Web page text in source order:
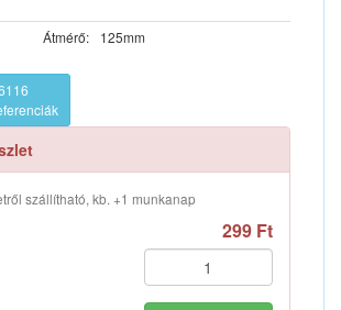
Átmérő: 125mm
szállítható, kb. +1 munkanap
299 Ft